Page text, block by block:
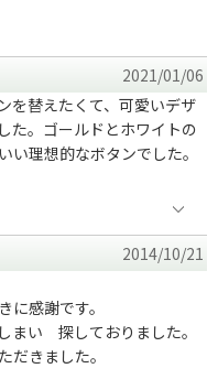
2021/01/06
を替えたくて、可愛いデザ
た。ゴールドとホワイトの
理想的なボタンでした。
2014/10/21
感謝です。
まい 探しておりました。
だきました。